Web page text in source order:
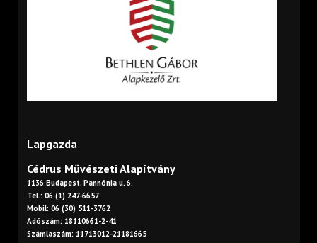
Lapgazda
Cédrus Művészeti Alapítvány
1136 Budapest, Pannónia u. 6.
Tel.: 06 (1) 247-6657
Mobil: 06 (30) 511-3762
Adószám: 18110661-2-41
Számlaszám: 11713012-21181665